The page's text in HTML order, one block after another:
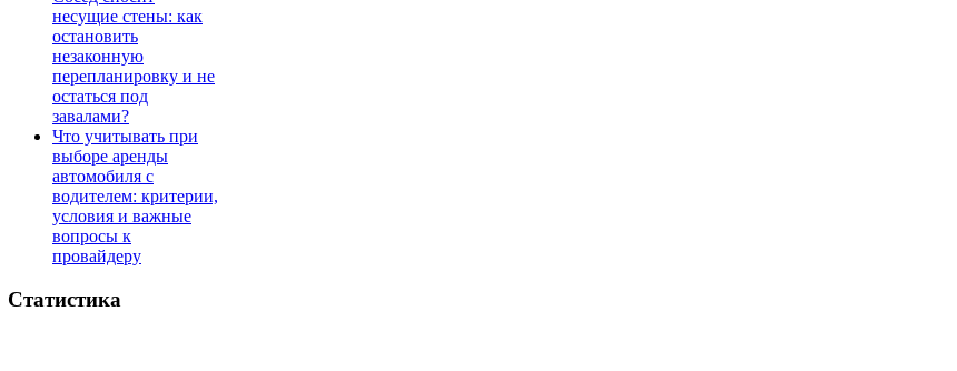
несущие стены: как
остановить
незаконную
перепланировку и не
остаться под
завалами?
Что учитывать при
выборе аренды
автомобиля с
водителем: критерии,
условия и важные
вопросы к
провайдеру
Статистика